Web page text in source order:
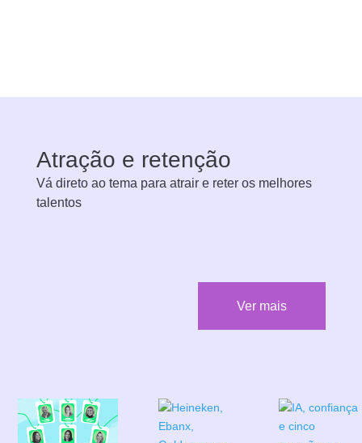
Atração e retenção
Vá direto ao tema para atrair e reter os melhores
talentos
Ver mais